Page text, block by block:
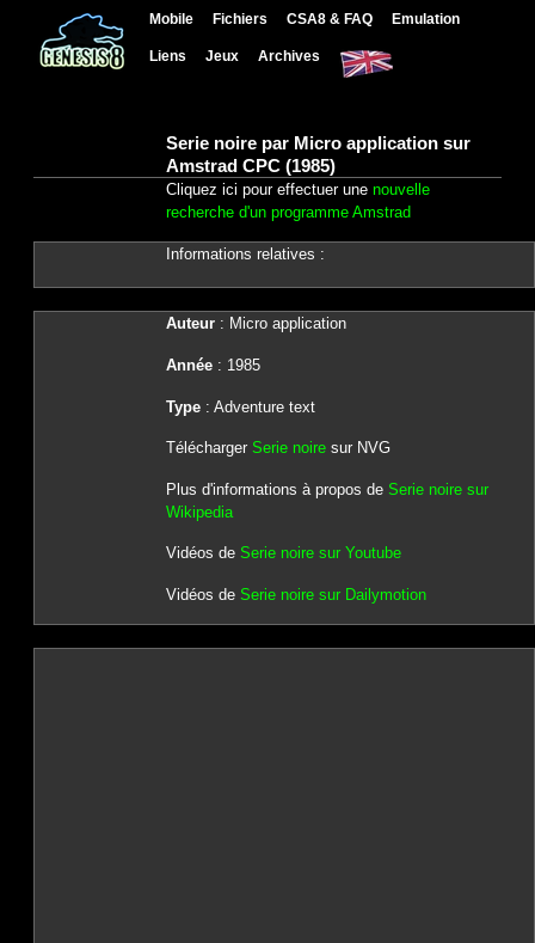
Mobile Fichiers CSA8 & FAQ Emulation
Liens Jeux Archives
Serie noire par Micro application sur
Amstrad CPC (1985)
Cliquez ici pour effectuer une nouvelle
recherche d'un programme Amstrad
Informations relatives :
Auteur: Micro application
Année: 1985
Type: Adventure text
Télécharger Serie noiresur NVG
Plus d'informations à propos de Serie noire sur
Wikipedia
Vidéos de Serie noire sur Youtube
Vidéos de Serie noire sur Dailymotion